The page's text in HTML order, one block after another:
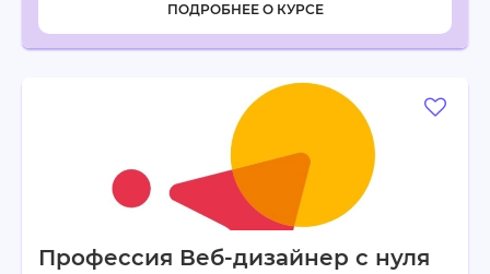
ПОДРОБНЕЕ О КУРСЕ
Профессия Веб-дизайнер с нуля